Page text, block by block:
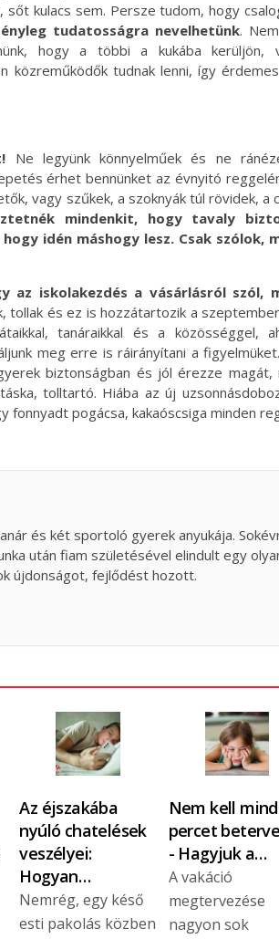
kulacs sem. Persze tudom, hogy
tudatosságra nevelhetünk.
hogy a többi a kukába kerüljön,
közreműködők tudnak lenni, így
Ne legyünk könnyelműek és ne
érhet bennünket az évnyitó
vagy szűkek, a szoknyák túl rövidek, a
mindenkit, hogy tavaly
idén máshogy lesz. Csak szólok,
az iskolakezdés a vásárlásról szól,
tollak és ez is hozzátartozik a
tanáraikkal és a közösséggel,
meg erre is ráirányítani a
biztonságban és jól érezze magát,
tolltartó. Hiába az új
fonnyadt pogácsa, kakaóscsiga minden
és két sportoló gyerek anyukája.
után fiam születésével elindult egy
újdonságot, fejlődést hozott.
Az éjszakába
nyúló chatelések
veszélyei:
Hogyan…
Nemrég, egy késő
esti pakolás közben
Nem kell
percet
- Hagyjuk a…
A vakáció
megtervezése
nagyon sok